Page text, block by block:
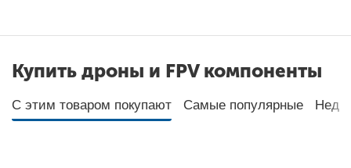
Купить дроны и FPV компоненты
С этим товаром покупают Самые популярные